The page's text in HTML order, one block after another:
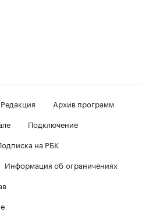
Редакция
Архив программ
Подключение
на РБК
Информация об ограничениях